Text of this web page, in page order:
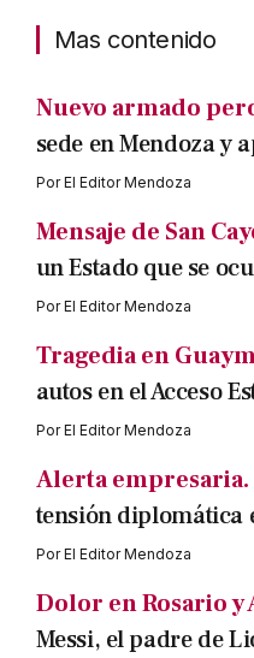
Mas contenido
Nuevo armado
sede en Mendoza y
PorEl Editor Mendoza
Mensaje de San
un Estado que se
PorEl Editor Mendoza
Tragedia en
autos en el Acceso
PorEl Editor Mendoza
Alerta empresaria.
tensión diplomática
PorEl Editor Mendoza
Dolor en Rosario y
Messi, el padre de